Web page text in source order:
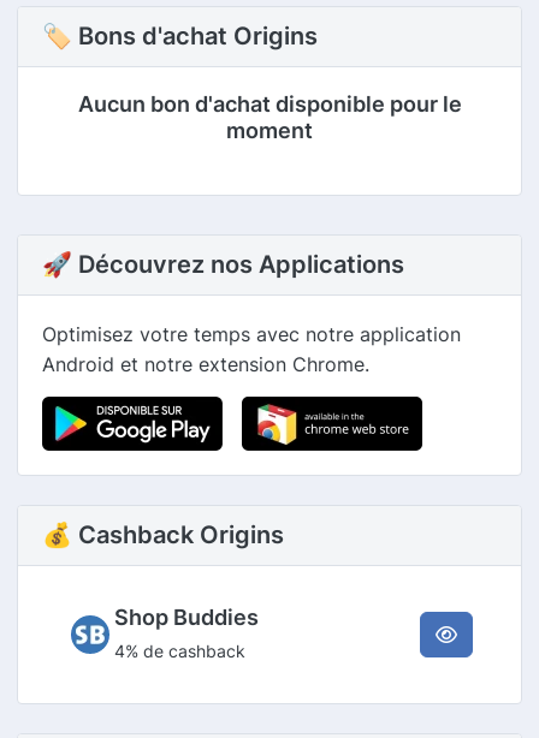
🏷 Bons d'achat Origins
Aucun bon d'achat disponible pour le
moment
🚀 Découvrez nos Applications
Optimisez votre temps avec notre application
Android et notre extension Chrome.
💰 Cashback Origins
Shop Buddies
4% de cashback